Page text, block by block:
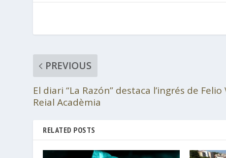
PREVIOUS
El diari “La Razón” destaca l’ingrés de
Reial Acadèmia
RELATED POSTS